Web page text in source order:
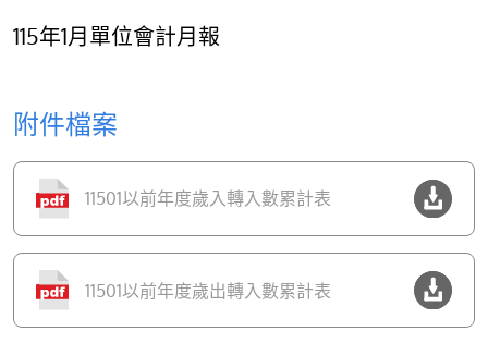
115年1月單位會計月報
附件檔案
11501以前年度歲入轉入數累計表
11501以前年度歲出轉入數累計表